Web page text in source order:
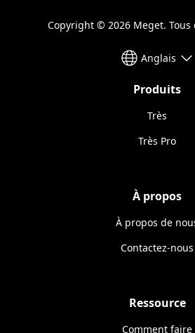
Copyright © 2026 Meget. Tous
Anglais
Produits
Très
Très Pro
À propos
À propos de
Contactez-nous
Ressource
Comment faire